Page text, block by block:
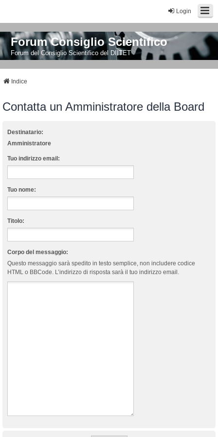
Login
Forum Consiglio Scientifico
Forum del Consiglio Scientifico del DIITET
Indice
Contatta un Amministratore della Board
Destinatario:
Amministratore
Tuo indirizzo email:
Tuo nome:
Titolo:
Corpo del messaggio:
Questo messaggio sarà spedito in testo semplice, non includere codice
HTML o BBCode. L’indirizzo di risposta sarà il tuo indirizzo email.